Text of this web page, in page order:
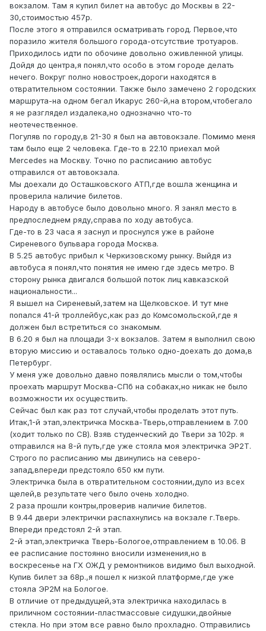
вокзалом. Там я купил билет на автобус до Москвы в 22-
30,стоимостью 457р.
После этого я отправился осматривать город. Первое,что
поразило жителя большого города-отсутствие тротуаров.
Приходилось идти по обочине довольно оживленной улицы.
Дойдя до центра,я понял,что особо в этом городе делать
нечего. Вокруг полно новостроек,дороги находятся в
отвратительном состоянии. Также было замечено 2 городских
маршрута-на одном бегал Икарус 260-й,на втором,чтобегало
я не разглядел издалека,но однозначно что-то
неотечественное.
Погуляв по городу,в 21-30 я был на автовокзале. Помимо меня
там было еще 2 человека. Где-то в 22.10 приехал мой
Mercedes на Москву. Точно по расписанию автобус
отправился от автовокзала.
Мы доехали до Осташковского АТП,где вошла женщина и
проверила наличие билетов.
Народу в автобусе было довольно много. Я занял место в
предпоследнем ряду,справа по ходу автобуса.
Где-то в 23 часа я заснул и проснулся уже в районе
Сиреневого бульвара города Москва.
В 5.25 автобус прибыл к Черкизовскому рынку. Выйдя из
автобуса я понял,что понятия не имею где здесь метро. В
сторону рынка двигался большой поток лиц кавказской
национальности...
Я вышел на Сиреневый,затем на Щелковское. И тут мне
попался 41-й троллейбус,как раз до Комсомольской,где я
должен был встретиться со знакомым.
В 6.20 я был на площади 3-х вокзалов. Затем я выполнил свою
вторую миссию и оставалось только одно-доехать до дома,в
Петербург.
У меня уже довольно давно появлялись мысли о том,чтобы
проехать маршрут Москва-СПб на собаках,но никак не было
возможности их осуществить.
Сейчас был как раз тот случай,чтобы проделать этот путь.
Итак,1-й этап,электричка Москва-Тверь,отправлением в 7.00
(ходит только по СВ). Взяв студенческий до Твери за 102р. я
отправился на 8-й путь,где уже стояла моя электричка ЭР2Т.
Строго по расписанию мы двинулись на северо-
запад,впереди предстояло 650 км пути.
Электричка была в отвратительном состоянии,дуло из всех
щелей,в результате чего было очень холодно.
2 раза прошли контры,проверив наличие билетов.
В 9.44 двери электрички распахнулись на вокзале г.Тверь.
Впереди предстоял 2-й этап.
2-й этап,электричка Тверь-Бологое,отправлением в 10.06. В
ее расписание постоянно вносили изменения,но в
воскресенье на ГХ ОЖД у ремонтников видимо был выходной.
Купив билет за 68р.,я пошел к низкой платформе,где уже
стояла ЭР2М на Бологое.
В отличие от предыдущей,эта электричка находилась в
приличном состоянии-пластмассовые сидушки,двойные
стекла. Но при этом все равно было прохладно. Отправились